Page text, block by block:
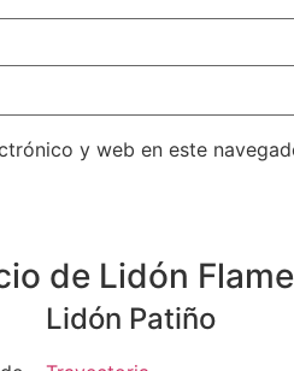
y web en este
de Lidón
Lidón Patiño